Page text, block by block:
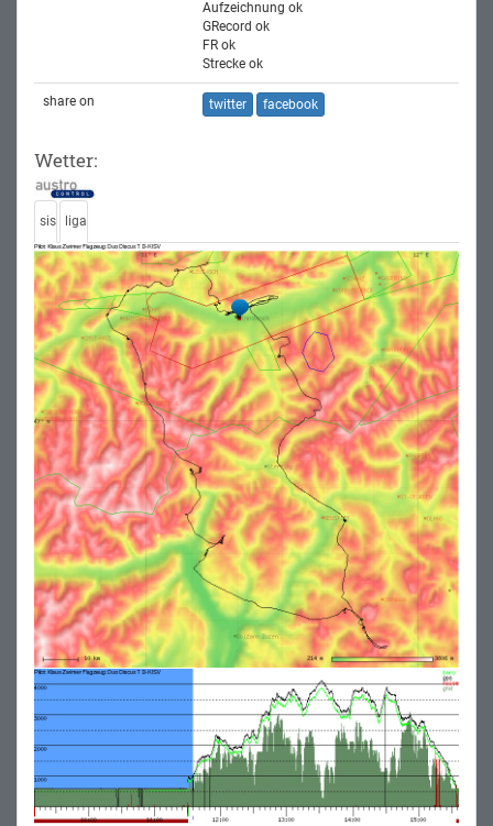
Aufzeichnung ok
GRecord ok
FR ok
Strecke ok
share on twitter facebook
Wetter:
sis liga